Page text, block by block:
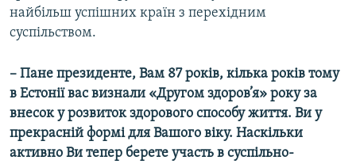
найбільш успішних країн з перехідним
суспільством.
– Пане президенте, Вам 87 років, кілька років тому
в Естонії вас визнали «Другом здоров’я» року за
внесок у розвиток здорового способу життя. Ви у
прекрасній формі для Вашого віку. Наскільки
активно Ви тепер берете участь в суспільно-